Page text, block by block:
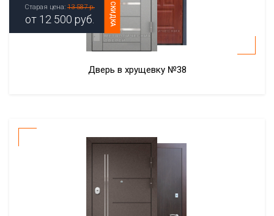
СКИДКА
Старая цена: 13 587 р.
от 12 500 руб.
Дверь в хрущевку №38